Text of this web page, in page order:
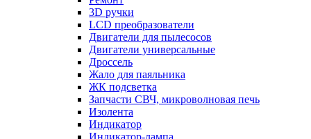
3D ручки
LCD преобразователи
Двигатели для пылесосов
Двигатели универсальные
Дроссель
Жало для паяльника
ЖК подсветка
Запчасти СВЧ, микроволновая печь
Изолента
Индикатор
Индикатор-лампа